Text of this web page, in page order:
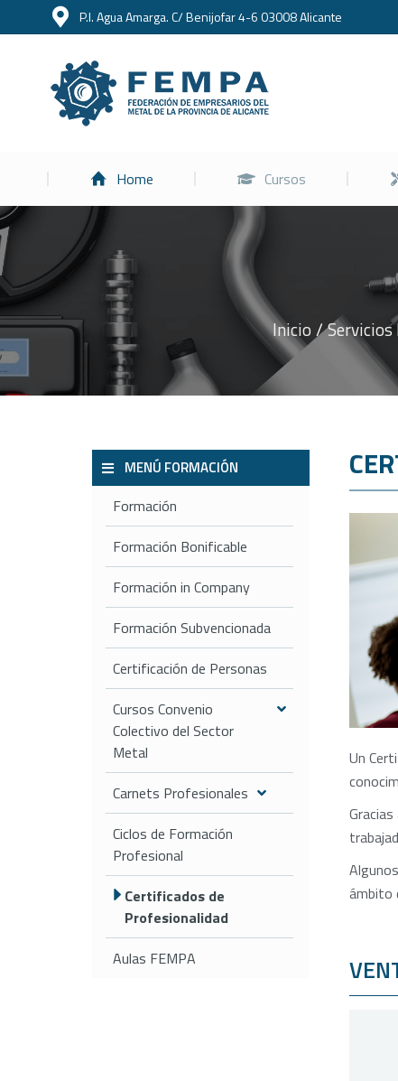
P.I. Agua Amarga. C/ Benijofar 4-6 03008 Alicante
Home Cursos
Estás aquí: Inicio Servicios
MENÚ FORMACIÓN
Formación
Formación Bonificable
Formación in Company
Formación Subvencionada
Certificación de Personas
Cursos Convenio
Colectivo del Sector
Metal
Carnets Profesionales
Ciclos de Formación
Profesional
Certificados de
Profesionalidad
Aulas FEMPA
Un
ámbito
Home